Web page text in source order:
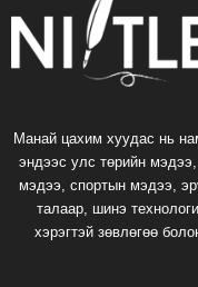
Манай цахим хуудас нь
эндээс улс төрийн
мэдээ, спортын мэдээ,
талаар, шинэ
хэрэгтэй зөвлөгөө